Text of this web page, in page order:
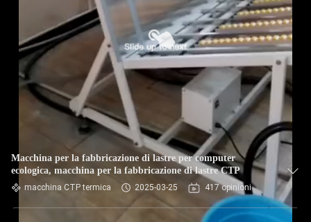
Macchina per la fabbricazione di lastre per computer
ecologica, macchina per la fabbricazione di lastre CTP
macchina CTP termica 2025-03-25 417 opinioni